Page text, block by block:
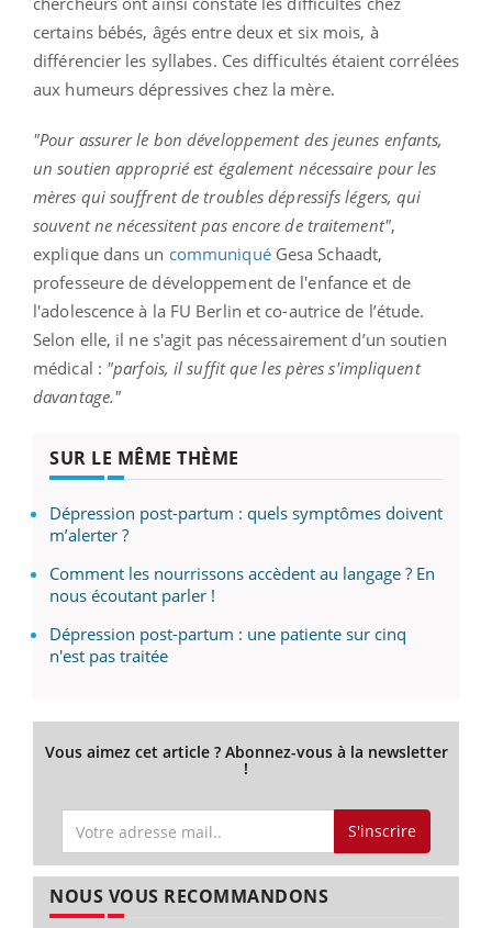
certains bébés, âgés entre deux et six mois, à
différencier les syllabes. Ces difficultés étaient corrélées
aux humeurs dépressives chez la mère.
"Pour assurer le bon développement des jeunes enfants,
un soutien approprié est également nécessaire pour les
mères qui souffrent de troubles dépressifs légers, qui
souvent ne nécessitent pas encore de traitement",
explique dans un communiquéGesa Schaadt,
professeure de développement de l'enfance et de
l'adolescence à la FU Berlin et co-autrice de l’étude.
Selon elle, il ne s'agit pas nécessairement d’un soutien
médical : "parfois, il suffit que les pères s'impliquent
davantage."
SUR LE MÊME THÈME
Dépression post-partum : quels symptômes doivent
m’alerter ?
Comment les nourrissons accèdent au langage ? En
nous écoutant parler !
Dépression post-partum : une patiente sur cinq
n'est pas traitée
Vous aimez cet article ? Abonnez-vous à la newsletter
!
S'inscrire
NOUS VOUS RECOMMANDONS